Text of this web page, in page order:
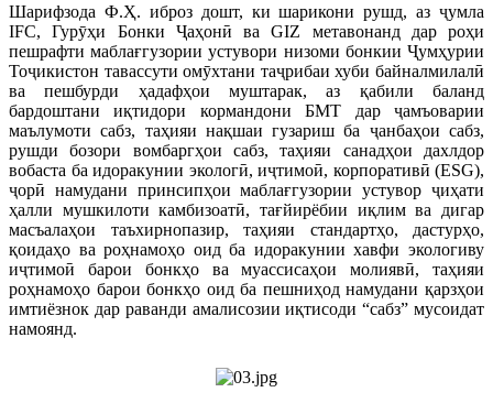
Шарифзода Ф.Ҳ. иброз дошт, ки шарикони рушд, аз ҷумла
IFC, Гурӯҳи Бонки Ҷаҳонӣ ва GIZ метавонанд дар роҳи
пешрафти маблағгузории устувори низоми бонкии Ҷумҳурии
Тоҷикистон тавассути омӯхтани таҷрибаи хуби байналмилалӣ
ва пешбурди ҳадафҳои муштарак, аз қабили баланд
бардоштани иқтидори кормандони БМТ дар ҷамъоварии
маълумоти сабз, таҳияи нақшаи гузариш ба ҷанбаҳои сабз,
рушди бозори вомбаргҳои сабз, таҳияи санадҳои дахлдор
вобаста ба идоракунии экологӣ, иҷтимоӣ, корпоративӣ (ESG),
ҷорӣ намудани принсипҳои маблағгузории устувор ҷиҳати
ҳалли мушкилоти камбизоатӣ, тағйирёбии иқлим ва дигар
масъалаҳои таъхирнопазир, таҳияи стандартҳо, дастурҳо,
қоидаҳо ва роҳнамоҳо оид ба идоракунии хавфи экологиву
иҷтимоӣ барои бонкҳо ва муассисаҳои молиявӣ, таҳияи
роҳнамоҳо барои бонкҳо оид ба пешниҳод намудани қарзҳои
имтиёзнок дар раванди амалисозии иқтисоди “сабз” мусоидат
намоянд.